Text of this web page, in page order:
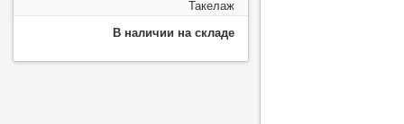
Такелаж
В наличии на складе